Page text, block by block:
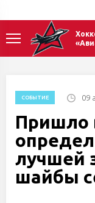
СОБЫТИЕ 09
Пришло
лучшей
шайбы